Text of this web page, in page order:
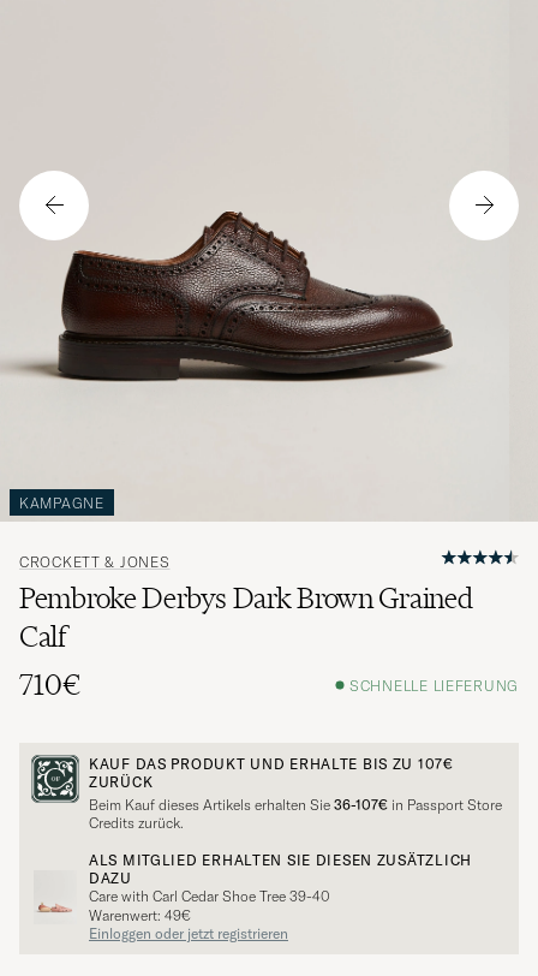
KAMPAGNE
CROCKETT & JONES
Pembroke Derbys Dark Brown Grained
Calf
710€
SCHNELLE LIEFERUNG
KAUF DAS PRODUKT UND ERHALTE BIS ZU 107€
ZURÜCK
Beim Kauf dieses Artikels erhalten Sie 36-107€ in Passport Store
Credits zurück.
ALS MITGLIED ERHALTEN SIE DIESEN ZUSÄTZLICH
DAZU
Care with Carl Cedar Shoe Tree 39-40
Warenwert: 49€
Einloggen oder jetzt registrieren